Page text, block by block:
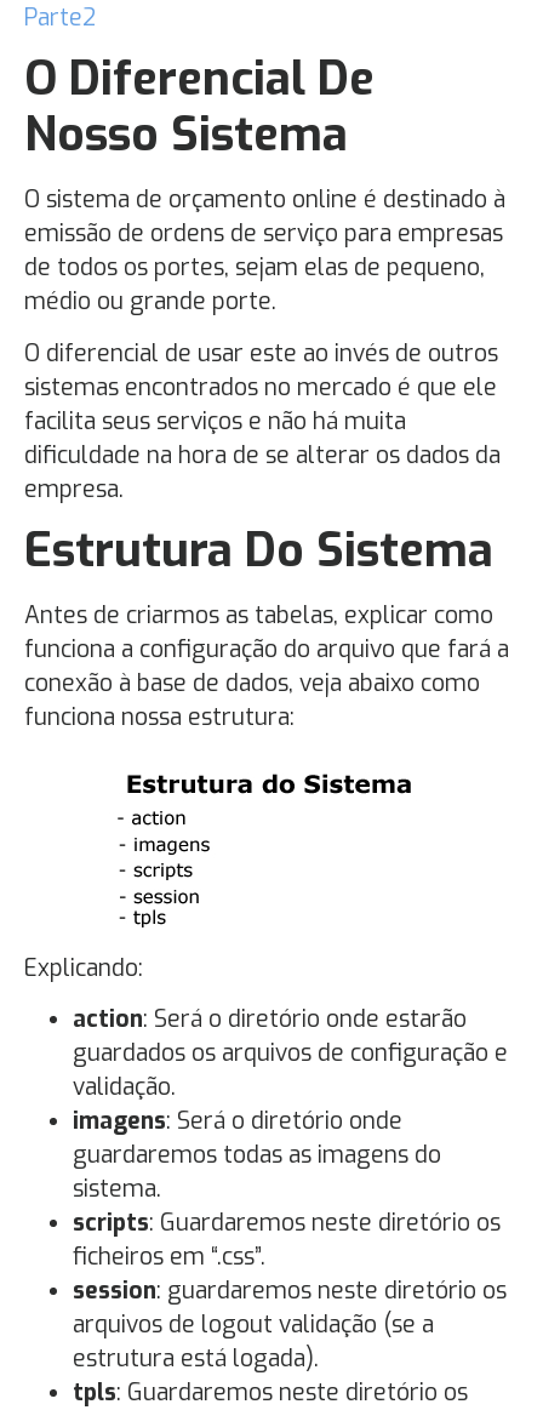
Parte2
O Diferencial De
Nosso Sistema
O sistema de orçamento online é destinado à
emissão de ordens de serviço para empresas
de todos os portes, sejam elas de pequeno,
médio ou grande porte.
O diferencial de usar este ao invés de outros
sistemas encontrados no mercado é que ele
facilita seus serviços e não há muita
dificuldade na hora de se alterar os dados da
empresa.
Estrutura Do Sistema
Antes de criarmos as tabelas, explicar como
funciona a configuração do arquivo que fará a
conexão à base de dados, veja abaixo como
funciona nossa estrutura:
Explicando:
action: Será o diretório onde estarão
guardados os arquivos de configuração e
validação.
imagens: Será o diretório onde
guardaremos todas as imagens do
sistema.
scripts: Guardaremos neste diretório os
ficheiros em “.css”.
session: guardaremos neste diretório os
arquivos de logout validação (se a
estrutura está logada).
tpls: Guardaremos neste diretório os